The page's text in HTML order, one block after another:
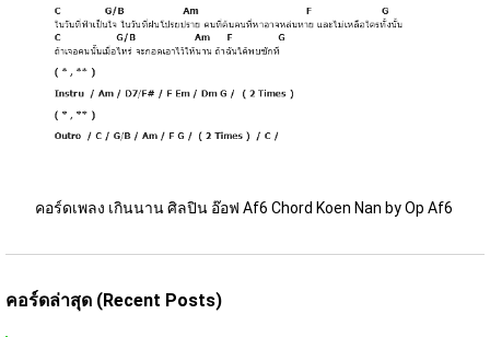
คอร์ดเพลง เกินนาน ศิลปิน อ๊อฟ Af6 Chord Koen Nan by Op Af6
คอร์ดล่าสุด (Recent Posts)